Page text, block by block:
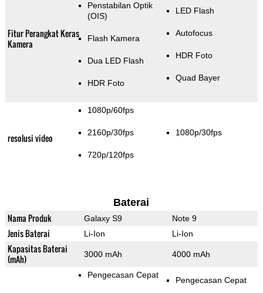
Fitur Perangkat Keras
Kamera
Penstabilan Optik
(OIS)
Flash Kamera
Dua LED Flash
HDR Foto
LED Flash
Autofocus
HDR Foto
Quad Bayer
resolusi video
1080p/60fps
2160p/30fps
720p/120fps
1080p/30fps
Baterai
Nama Produk Galaxy S9 Note 9
Jenis Baterai Li-Ion Li-Ion
Kapasitas Baterai
(mAh)
3000 mAh 4000 mAh
Pengecasan Cepat
Pengecasan Cepat